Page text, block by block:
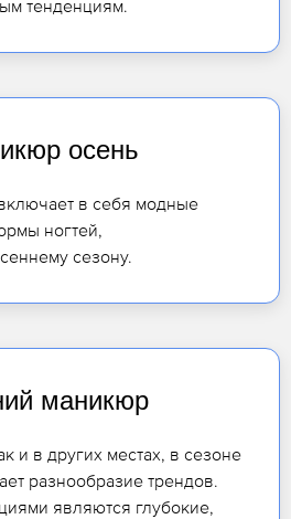
тенденциям.
осень
в себя модные
ногтей,
сезону.
маникюр
и в других местах, в сезоне
разнообразие трендов.
являются глубокие,